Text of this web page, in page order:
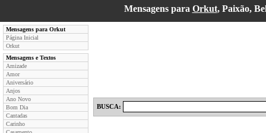
Mensagens para Orkut, Paixão,
Mensagens para Orkut
Página Inicial
Orkut
Mensagens e Textos
Amizade
Amor
Aniversário
Anjos
Ano Novo
Bom Dia
Cantadas
Carinho
BUSCA: